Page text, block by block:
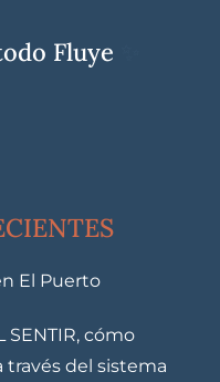
Fluye
El Puerto
SENTIR, cómo
del sistema